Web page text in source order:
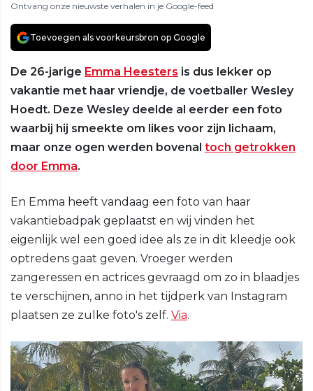
Ontvang onze nieuwste verhalen in je Google-feed
Toevoegen als voorkeursbron op Google
De 26-jarige Emma Heesters is dus lekker op
vakantie met haar vriendje, de voetballer Wesley
Hoedt. Deze Wesley deelde al eerder een foto
waarbij hij smeekte om likes voor zijn lichaam,
maar onze ogen werden bovenal toch getrokken
door Emma.
En Emma heeft vandaag een foto van haar
vakantiebadpak geplaatst en wij vinden het
eigenlijk wel een goed idee als ze in dit kleedje ook
optredens gaat geven. Vroeger werden
zangeressen en actrices gevraagd om zo in blaadjes
te verschijnen, anno in het tijdperk van Instagram
plaatsen ze zulke foto's zelf. Via.